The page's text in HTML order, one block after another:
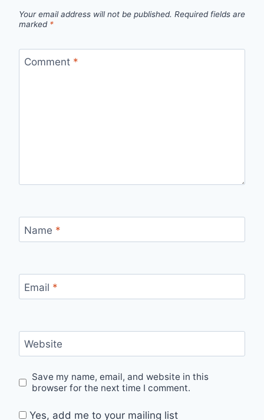
Your email address will not be published. Required fields are
marked *
Comment *
Name *
Email *
Website
Save my name, email, and website in this
browser for the next time I comment.
Yes, add me to your mailing list